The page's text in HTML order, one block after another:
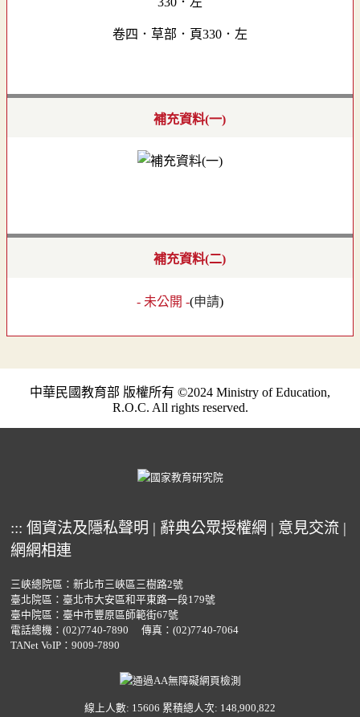
卷四．草部．頁330．左
補充資料(一)
補充資料(二)
- 未公開 -(申請)
中華民國教育部 版權所有 ©2024 Ministry of Education,
R.O.C. All rights reserved.
::: 個資法及隱私聲明 | 辭典公眾授權網 | 意見交流 |
網網相連
三峽總院區：新北市三峽區三樹路2號
臺北院區：臺北市大安區和平東路一段179號
臺中院區：臺中市豐原區師範街67號
電話總機： (02)7740-7890
傳真：(02)7740-7064
TANet VoIP：9009-7890
線上人數: 15606 累積總人次: 148,900,822